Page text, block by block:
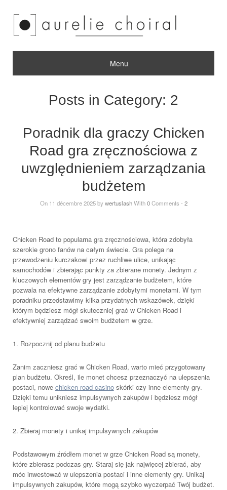
Menu
Posts in Category: 2
Poradnik dla graczy Chicken
Road gra zręcznościowa z
uwzględnieniem zarządzania
budżetem
On 11 décembre 2025 bywertuslashWith0Comments - 2
Chicken Road to popularna gra zręcznościowa, która zdobyła
szerokie grono fanów na całym świecie. Gra polega na
przewodzeniu kurczakowi przez ruchliwe ulice, unikając
samochodów i zbierając punkty za zbierane monety. Jednym z
kluczowych elementów gry jest zarządzanie budżetem, które
pozwala na efektywne zarządzanie zdobytymi monetami. W tym
poradniku przedstawimy kilka przydatnych wskazówek, dzięki
którym będziesz mógł skuteczniej grać w Chicken Road i
efektywniej zarządzać swoim budżetem w grze.
1. Rozpocznij od planu budżetu
Zanim zaczniesz grać w Chicken Road, warto mieć przygotowany
plan budżetu. Określ, ile monet chcesz przeznaczyć na ulepszenia
postaci, nowe chicken road casinoskórki czy inne elementy gry.
Dzięki temu unikniesz impulsywnych zakupów i będziesz mógł
lepiej kontrolować swoje wydatki.
2. Zbieraj monety i unikaj impulsywnych zakupów
Podstawowym źródłem monet w grze Chicken Road są monety,
które zbierasz podczas gry. Staraj się jak najwięcej zbierać, aby
móc inwestować w ulepszenia postaci i inne elementy gry. Unikaj
impulsywnych zakupów, które mogą szybko wyczerpać Twój budżet.